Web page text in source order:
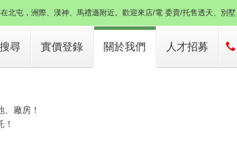
北屯，洲際、漢神、馬禮遜附近。歡迎來店/電 委賣/托售透天、別
尋 實價登錄 關於我們 人才招募
廠房！